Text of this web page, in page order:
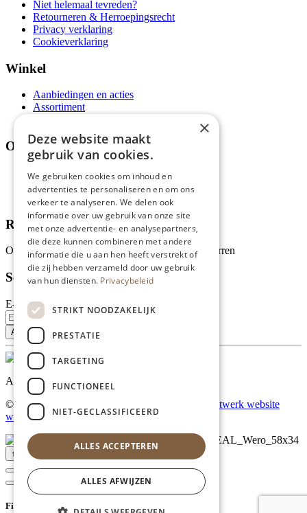
Niet helemaal tevreden?
Retourneren & Herroepingsrecht
Privacy verklaring
Cookieverklaring
Winkel
Aanbiedingen en acties
Assortiment
Over ons
Wie zijn wij?
Recepten
Tips
Recensies
Onze klanten waarderen ons met 4.9 van de 5 sterren
Schrijf je in voor onze nieuwsbrief
E-mailadres
Al onze prijzen zijn incl. BTW
© Copyright 2026 Limburgs Bakwinkeltje |
Maatwerk website
webmix
↑ Top
Filter
×
Deze website maakt
gebruik van cookies.
We gebruiken cookies om inhoud en
advertenties te personaliseren en om ons
verkeer te analyseren. We delen ook
informatie over uw gebruik van onze site
met onze advertentie- en analysepartners,
die deze kunnen combineren met andere
informatie die u aan hen heeft verstrekt of
die zij hebben verzameld door uw gebruik
van hun diensten. Privacybeleid
STRIKT NOODZAKELIJK
PRESTATIE
TARGETING
FUNCTIONEEL
NIET-GECLASSIFICEERD
ALLES ACCEPTEREN
ALLES AFWIJZEN